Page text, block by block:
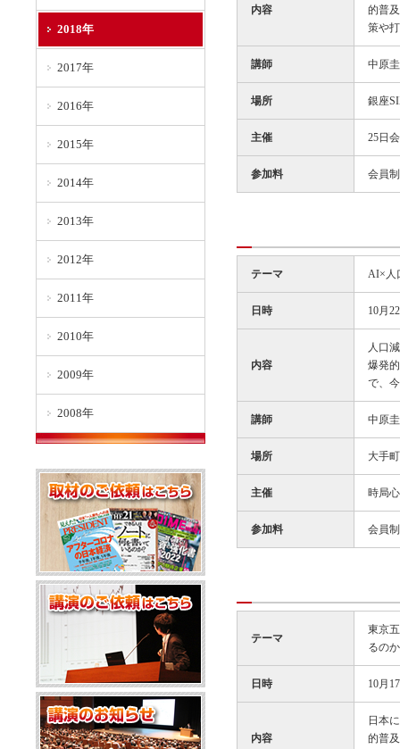
内容
的普
策や
講師 中原
場所 銀座
主催 25日会
参加料 会員
テーマ AI×人
日時 10月
内容
人口
爆発
で、
講師 中原
場所 大手
主催 時局
参加料 会員
テーマ
東京
るのか
日時 10月
内容
日本
的普
2018年
2017年
2016年
2015年
2014年
2013年
2012年
2011年
2010年
2009年
2008年